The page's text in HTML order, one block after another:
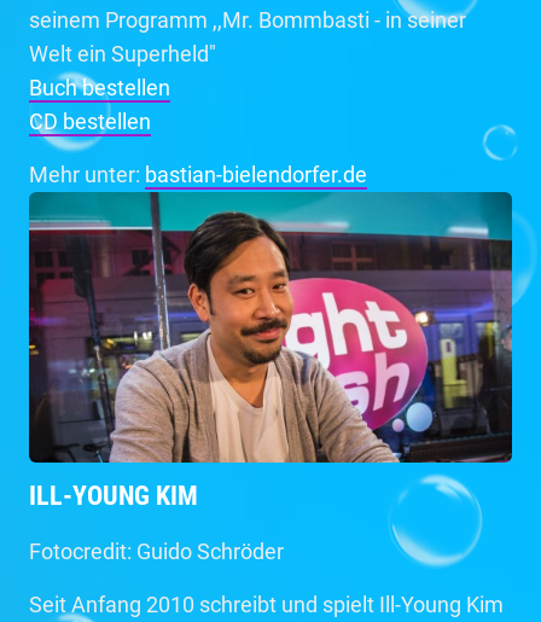
seinem Programm ,,Mr. Bommbasti - in seiner
Welt ein Superheld"
Buch bestellen
CD bestellen
Mehr unter: bastian-bielendorfer.de
ILL-YOUNG KIM
Fotocredit: Guido Schröder
Seit Anfang 2010 schreibt und spielt Ill-Young Kim